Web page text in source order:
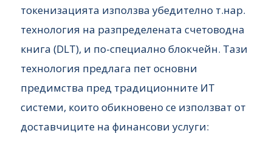
токенизацията използва убедително т.нар.
технология на разпределената счетоводна
книга (DLT), и по-специално блокчейн. Тази
технология предлага пет основни
предимства пред традиционните ИТ
системи, които обикновено се използват от
доставчиците на финансови услуги: